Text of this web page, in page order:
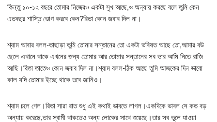
কিন্তু ১০-১২ বছরে তোমার নিজেরও একটা সুখ আছে,ও অন্যায় করছে বলে তুমি কেন
এতবছর শাস্তি ভোগ করবে কেন?রিতা কোন জবাব দিল না।
শ্যাম আবার বলল-তাছাড়া তুমি তোমার সন্তানের তো একটা ভবিষত আছে তো,আমার বউ
ছেলে এখানে থাকে এখনের জন্য তোমার আর তোমার সন্তানের সব ভার আমি নিতে রাজি
আছি।রিতা তাতেও কোন জবাব দিল না।শ্যাম বলল-ঠিক আছে তুমি আজকের দিন ভাবো
কাল যদি তোমার ইচ্ছে থাকে তবে জানিও।
শ্যাম চলে গেল।রিতা সারা রাত শুধু এই কথাই ভাবতে লাগল।একদিকে ভাবল সে কত বড়
অন্যায় করেছে,তার স্বামী থাকতেও অন্য লোকের সাথে শুয়েছে।তার সব ভুলে যাওয়া